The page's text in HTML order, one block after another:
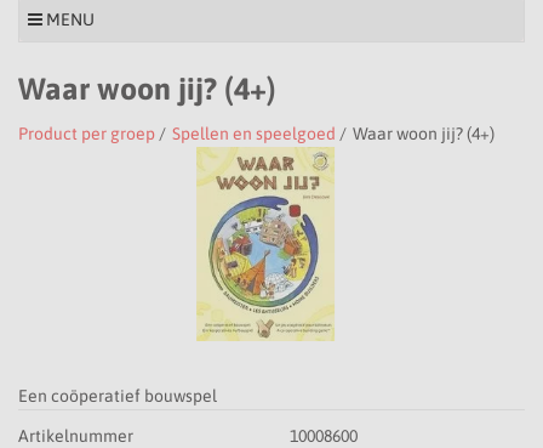
MENU
Waar woon jij? (4+)
Product per groep / Spellen en speelgoed / Waar woon jij? (4+)
Een coöperatief bouwspel
Artikelnummer 10008600